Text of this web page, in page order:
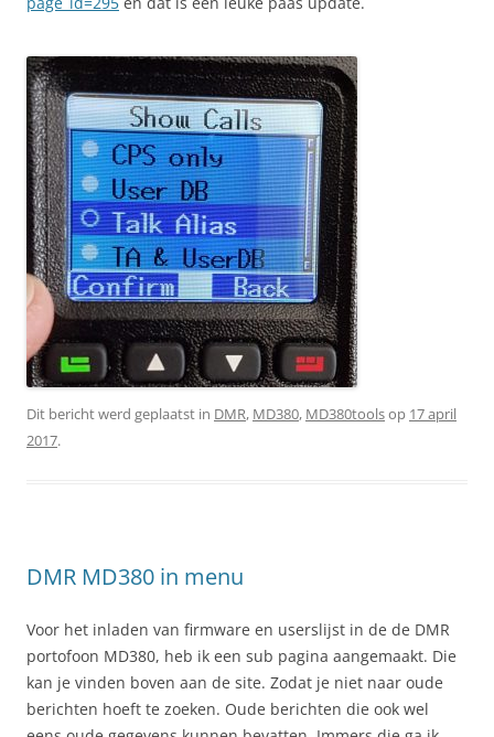
Dit bericht werd geplaatst in DMR, MD380, MD380toolsop 17 april
2017.
DMR MD380 in menu
Voor het inladen van firmware en userslijst in de de DMR
portofoon MD380, heb ik een sub pagina aangemaakt. Die
kan je vinden boven aan de site. Zodat je niet naar oude
berichten hoeft te zoeken. Oude berichten die ook wel